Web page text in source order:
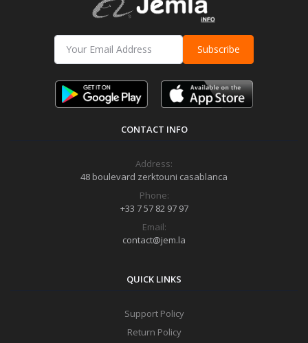
Subscribe
CONTACT INFO
Address:
48 boulevard zerktouni casablanca
Phone:
+33 7 57 82 97 97
Email:
contact@jem.la
QUICK LINKS
Support Policy
Return Policy